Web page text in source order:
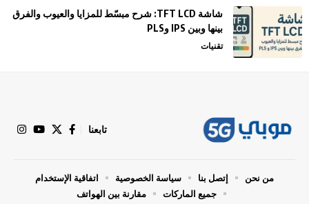
شاشة TFT LCD: شرح مبسّط للمزايا والعيوب والفرق
بينها وبين IPS وPLS
تقنيات
تابعنا
من نحن إتصل بنا سياسة الخصوصية
اتفاقية الإستخدام
جميع الماركات
مقارنة بين الهواتف